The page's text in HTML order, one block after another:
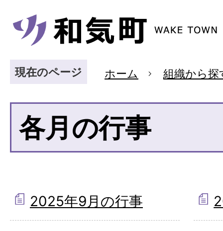
現在のページ ホーム 組織から探
各月の行事
2025年9月の行事